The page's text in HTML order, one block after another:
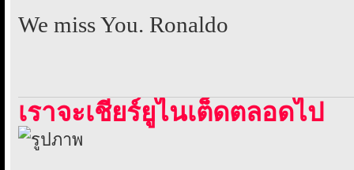
We miss You. Ronaldo
เราจะเชียร์ยูไนเต็ดตลอดไป